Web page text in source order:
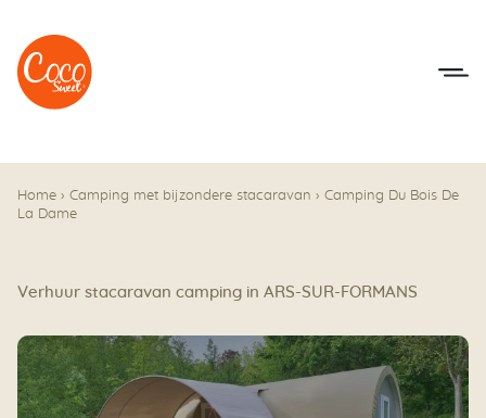
Naar het menu
Naar de inhoudsopgave
Home › Camping met bijzondere stacaravan › Camping Du Bois De
La Dame
Verhuur stacaravan camping in ARS-SUR-FORMANS